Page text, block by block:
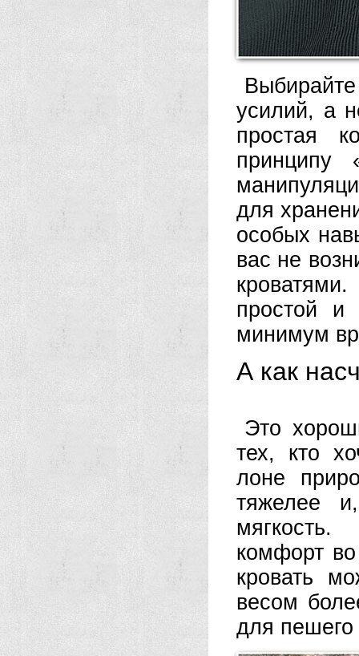
усилий, а
простая
принципу
для
особых
вас не
простой и
минимум
А как
Это
тех, кто
лоне
тяжелее
комфорт
кровать
весом
для пешего